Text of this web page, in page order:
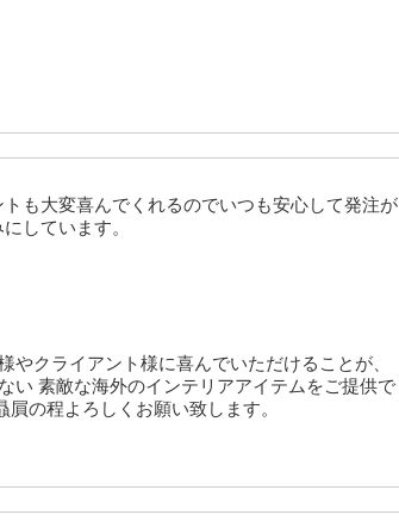
も大変喜んでくれるのでいつも安心して発注が
しています。
クライアント様に喜んでいただけることが、
い 素敵な海外のインテリアアイテムをご提供で
の程よろしくお願い致します。